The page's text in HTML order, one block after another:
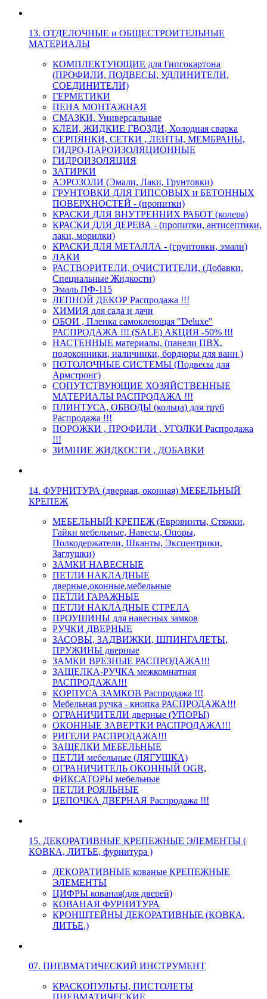
13. ОТДЕЛОЧНЫЕ и ОБЩЕСТРОИТЕЛЬНЫЕ
МАТЕРИАЛЫ
КОМПЛЕКТУЮЩИЕ для Гипсокартона
(ПРОФИЛИ, ПОДВЕСЫ, УДЛИНИТЕЛИ,
СОЕДИНИТЕЛИ)
ГЕРМЕТИКИ
ПЕНА МОНТАЖНАЯ
СМАЗКИ, Универсальные
КЛЕИ, ЖИДКИЕ ГВОЗДИ, Холодная сварка
СЕРПЯНКИ, СЕТКИ , ЛЕНТЫ, МЕМБРАНЫ,
ГИДРО-ПАРОИЗОЛЯЦИОННЫЕ
ГИДРОИЗОЛЯЦИЯ
ЗАТИРКИ
АЭРОЗОЛИ (Эмали, Лаки, Грунтовки)
ГРУНТОВКИ ДЛЯ ГИПСОВЫХ и БЕТОННЫХ
ПОВЕРХНОСТЕЙ - (пропитки)
КРАСКИ ДЛЯ ВНУТРЕННИХ РАБОТ (колера)
КРАСКИ ДЛЯ ДЕРЕВА - (пропитки, антисептики,
лаки, морилки)
КРАСКИ ДЛЯ МЕТАЛЛА - (грунтовки, эмали)
ЛАКИ
РАСТВОРИТЕЛИ, ОЧИСТИТЕЛИ, (Добавки,
Специальные Жидкости)
Эмаль ПФ-115
ЛЕПНОЙ ДЕКОР Распродажа !!!
ХИМИЯ для сада и дачи
ОБОИ , Пленка самоклеющая "Deluxe"
РАСПРОДАЖА !!! (SALE) АКЦИЯ -50% !!!
НАСТЕННЫЕ материалы, (панели ПВХ,
подоконники, наличники, бордюры для ванн )
ПОТОЛОЧНЫЕ СИСТЕМЫ (Подвесы для
Армстронг)
СОПУТСТВУЮЩИЕ ХОЗЯЙСТВЕННЫЕ
МАТЕРИАЛЫ РАСПРОДАЖА !!!
ПЛИНТУСА, ОБВОДЫ (кольца) для труб
Распродажа !!!
ПОРОЖКИ , ПРОФИЛИ , УГОЛКИ Распродажа
!!!
ЗИМНИЕ ЖИДКОСТИ , ДОБАВКИ
14. ФУРНИТУРА (дверная, оконная) МЕБЕЛЬНЫЙ
КРЕПЕЖ
МЕБЕЛЬНЫЙ КРЕПЕЖ (Евровинты, Стяжки,
Гайки мебельные, Навесы, Опоры,
Полкодержатели, Шканты, Эксцентрики,
Заглушки)
ЗАМКИ НАВЕСНЫЕ
ПЕТЛИ НАКЛАДНЫЕ
дверные,оконные,мебельные
ПЕТЛИ ГАРАЖНЫЕ
ПЕТЛИ НАКЛАДНЫЕ СТРЕЛА
ПРОУШИНЫ для навесных замков
РУЧКИ ДВЕРНЫЕ
ЗАСОВЫ, ЗАДВИЖКИ, ШПИНГАЛЕТЫ,
ПРУЖИНЫ дверные
ЗАМКИ ВРЕЗНЫЕ РАСПРОДАЖА!!!
ЗАЩЕЛКА-РУЧКА межкомнатная
РАСПРОДАЖА!!!
КОРПУСА ЗАМКОВ Распродажа !!!
Мебельная ручка - кнопка РАСПРОДАЖА!!!
ОГРАНИЧИТЕЛИ дверные (УПОРЫ)
ОКОННЫЕ ЗАВЕРТКИ РАСПРОДАЖА!!!
РИГЕЛИ РАСПРОДАЖА!!!
ЗАЩЕЛКИ МЕБЕЛЬНЫЕ
ПЕТЛИ мебельные (ЛЯГУШКА)
ОГРАНИЧИТЕЛЬ ОКОННЫЙ OGR,
ФИКСАТОРЫ мебельные
ПЕТЛИ РОЯЛЬНЫЕ
ЦЕПОЧКА ДВЕРНАЯ Распродажа !!!
15. ДЕКОРАТИВНЫЕ КРЕПЕЖНЫЕ ЭЛЕМЕНТЫ (
КОВКА, ЛИТЬЕ, фурнитура )
ДЕКОРАТИВНЫЕ кованые КРЕПЕЖНЫЕ
ЭЛЕМЕНТЫ
ЦИФРЫ кованая(для дверей)
КОВАНАЯ ФУРНИТУРА
КРОНШТЕЙНЫ ДЕКОРАТИВНЫЕ (КОВКА,
ЛИТЬЕ,)
07. ПНЕВМАТИЧЕСКИЙ ИНСТРУМЕНТ
КРАСКОПУЛЬТЫ, ПИСТОЛЕТЫ
ПНЕВМАТИЧЕСКИЕ